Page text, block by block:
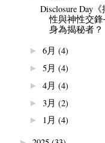
Disclosure Day
性與神性交
身為揭秘者？
►6月 (4)
►5月 (4)
►4月 (4)
►3月 (2)
► 1月 (4)